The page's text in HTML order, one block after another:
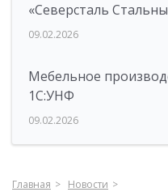
«Северсталь
09.02.2026
Мебельное
1С:УНФ
09.02.2026
Главная
Новости